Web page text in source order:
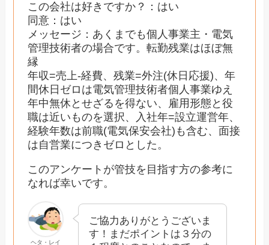
この会社は好きですか？：はい
同意：はい
メッセージ：あくまでも個人事業主・電気
管理技術者の場合です。転勤残業はほぼ無
縁
年収=売上-経費、残業=外注(休日応援)、年
間休日ゼロは電気管理技術者個人事業ゆえ
年中無休とせざるを得ない、雇用形態と役
職は近いものを選択、入社年=設立運営年、
経験年数は前職(電気保安会社)も含む、面接
は自営業につきゼロとした。
このアンケートが管技を目指す方の参考に
なれば幸いです。
ヘタ・レイ
ご協力ありがとうございま
す！まだポイントは３分の